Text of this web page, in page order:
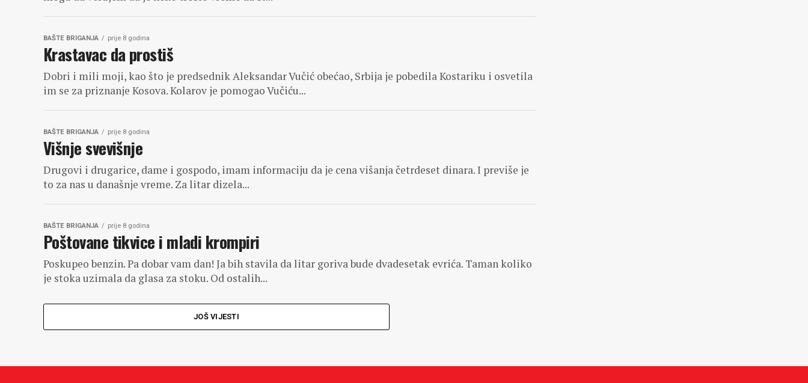
BAŠTE BRIGANJA prije 8 godina
Krastavac da prostiš
Dobri i mili moji, kao što je predsednik Aleksandar Vučić obećao, Srbija je pobedila Kostariku i osvetila
im se za priznanje Kosova. Kolarov je pomogao Vučiću...
BAŠTE BRIGANJA prije 8 godina
Višnje svevišnje
Drugovi i drugarice, dame i gospodo, imam informaciju da je cena višanja četrdeset dinara. I previše je
to za nas u današnje vreme. Za litar dizela...
BAŠTE BRIGANJA prije 8 godina
Poštovane tikvice i mladi krompiri
Poskupeo benzin. Pa dobar vam dan! Ja bih stavila da litar goriva bude dvadesetak evrića. Taman koliko
je stoka uzimala da glasa za stoku. Od ostalih...
JOŠ VIJESTI